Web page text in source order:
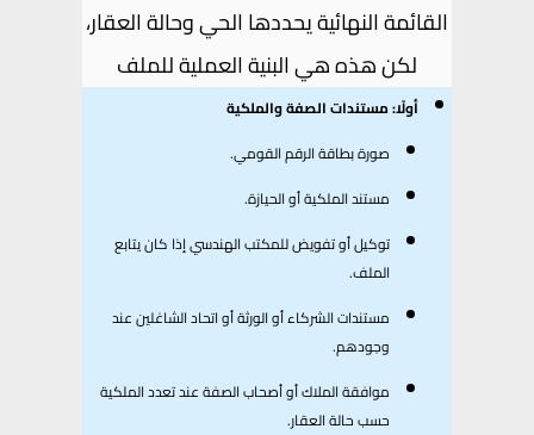
القائمة النهائية يحددها الحي وحالة العقار،
لكن هذه هي البنية العملية للملف
أولًا: مستندات الصفة والملكية
صورة بطاقة الرقم القومي.
مستند الملكية أو الحيازة.
توكيل أو تفويض للمكتب الهندسي إذا كان يتابع
الملف.
مستندات الشركاء أو الورثة أو اتحاد الشاغلين عند
وجودهم.
موافقة الملاك أو أصحاب الصفة عند تعدد الملكية
حسب حالة العقار.